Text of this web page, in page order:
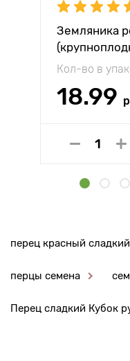
Земляника
Кол-во в
18.99
перец красный
перцы семена
Перец сладкий Кубок